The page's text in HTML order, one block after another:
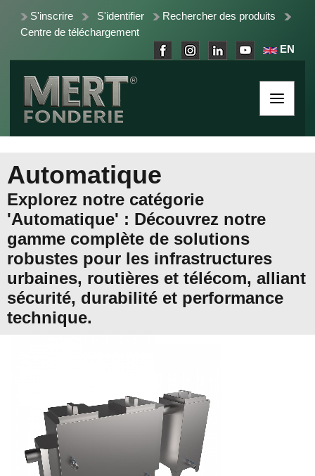
S'inscrire S'identifier
Rechercher des produits
Centre de téléchargement
EN
Automatique
Explorez notre catégorie
'Automatique' : Découvrez notre
gamme complète de solutions
robustes pour les infrastructures
urbaines, routières et télécom, alliant
sécurité, durabilité et performance
technique.